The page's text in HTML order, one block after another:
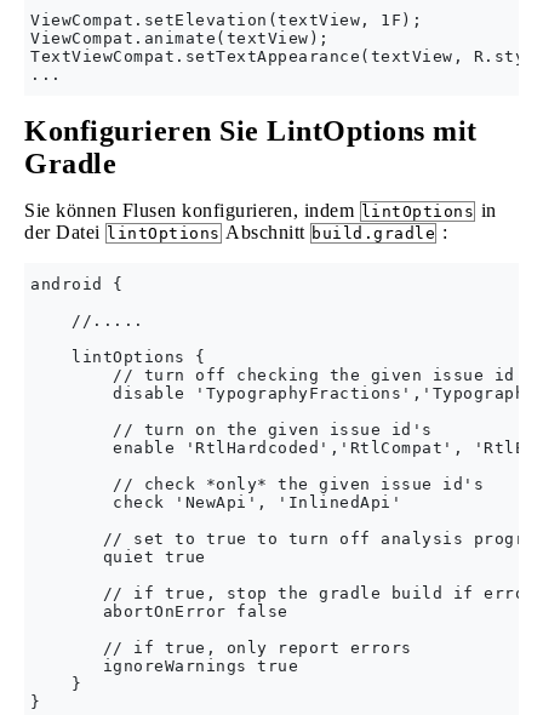
ViewCompat.setElevation(textView, 1F);
ViewCompat.animate(textView);
TextViewCompat.setTextAppearance(textView,
Konfigurieren Sie LintOptions mit
Gradle
Sie können Flusen konfigurieren, indem lintOptions in
der Datei lintOptions Abschnitt build.gradle :
android {
    //.....
    lintOptions {
        // turn off checking the given issue id's
disable
        // turn on the given issue id's
enable 'RtlHardcoded','RtlCompat',
        // check *only* the given issue id's
        check 'NewApi', 'InlinedApi'
// set to true to turn off analysis
       quiet true
// if true, stop the gradle build if
       abortOnError false
       // if true, only report errors
       ignoreWarnings true
    }